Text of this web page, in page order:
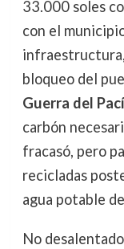
33.000 soles
con el
bloqueo del
Guerra del
carbón
fracasó, pero
recicladas
agua potable
No